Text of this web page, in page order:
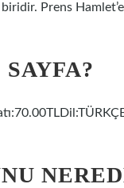
Prens